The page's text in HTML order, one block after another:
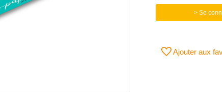
> Se
Ajouter aux